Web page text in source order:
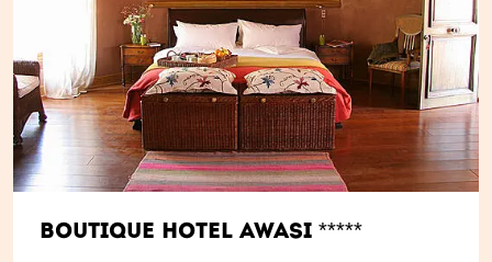
BOUTIQUE HOTEL AWASI *****